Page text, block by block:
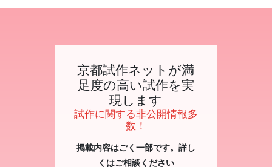
京都試作ネットが満
足度の高い試作を実
現します
試作に関する非公開情報多
数！
掲載内容はごく一部です。詳し
くはご相談ください